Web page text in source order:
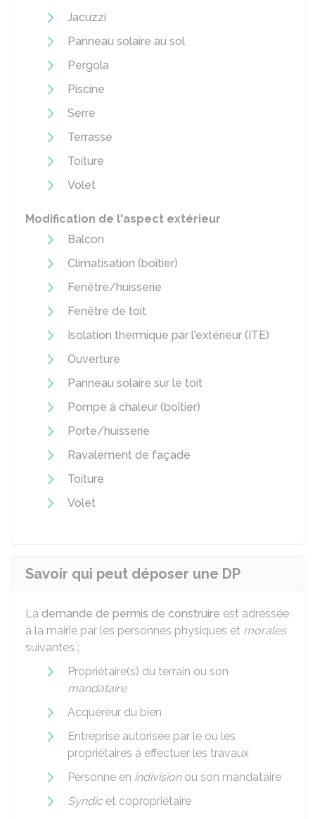
Jacuzzi
Panneau solaire au sol
Pergola
Piscine
Serre
Terrasse
Toiture
Volet
Modification de l'aspect extérieur
Balcon
Climatisation (boîtier)
Fenêtre/huisserie
Fenêtre de toit
Isolation thermique par l'extérieur (ITE)
Ouverture
Panneau solaire sur le toit
Pompe à chaleur (boîtier)
Porte/huisserie
Ravalement de façade
Toiture
Volet
Savoir qui peut déposer une DP
La demande de permis de construire est adressée
à la mairie par les personnes physiques et morales
suivantes :
Propriétaire(s) du terrain ou son
mandataire
Acquéreur du bien
Entreprise autorisée par le ou les
propriétaires à effectuer les travaux
Personne en indivisionou son mandataire
Syndic et copropriétaire